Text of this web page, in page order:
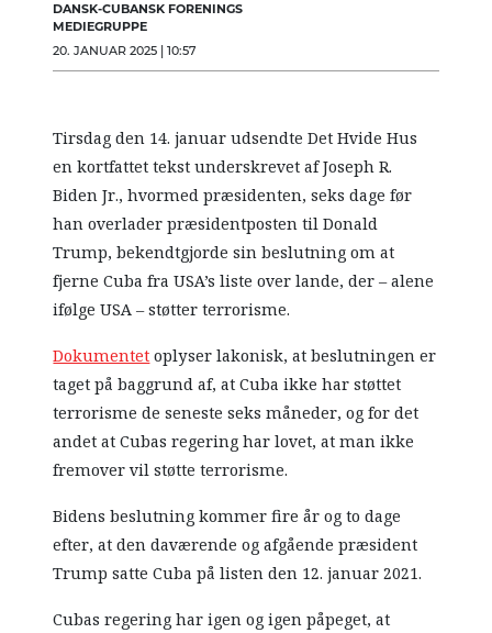
DANSK-CUBANSK FORENINGS
MEDIEGRUPPE
20. JANUAR 2025 | 10:57
Tirsdag den 14. januar udsendte Det Hvide Hus
en kortfattet tekst underskrevet af Joseph R.
Biden Jr., hvormed præsidenten, seks dage før
han overlader præsidentposten til Donald
Trump, bekendtgjorde sin beslutning om at
fjerne Cuba fra USA’s liste over lande, der – alene
ifølge USA – støtter terrorisme.
Dokumentetoplyser lakonisk, at beslutningen er
taget på baggrund af, at Cuba ikke har støttet
terrorisme de seneste seks måneder, og for det
andet at Cubas regering har lovet, at man ikke
fremover vil støtte terrorisme.
Bidens beslutning kommer fire år og to dage
efter, at den daværende og afgående præsident
Trump satte Cuba på listen den 12. januar 2021.
Cubas regering har igen og igen påpeget, at